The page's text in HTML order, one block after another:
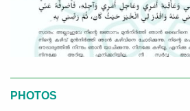
PHOTOS